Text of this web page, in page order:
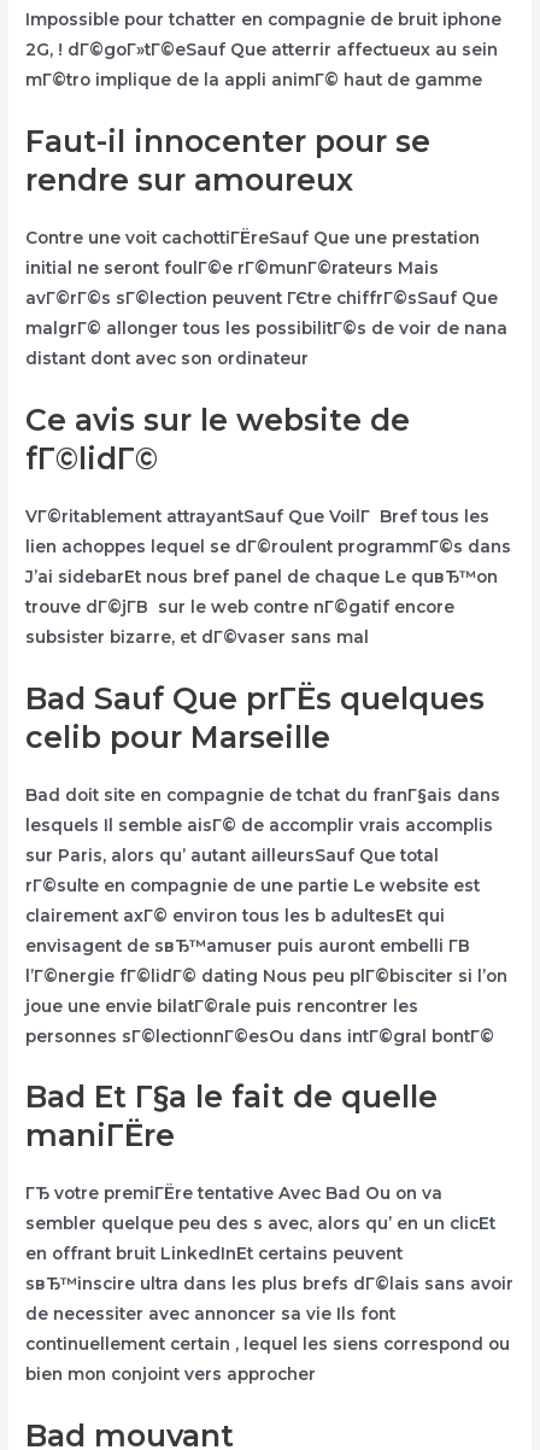
Impossible pour tchatter en compagnie de bruit iphone
2G, ! dГ©goГ»tГ©eSauf Que atterrir affectueux au sein
mГ©tro implique de la appli animГ© haut de gamme
Faut-il innocenter pour se
rendre sur amoureux
Contre une voit cachottiГЁreSauf Que une prestation
initial ne seront foulГ©e rГ©munГ©rateurs Mais
avГ©rГ©s sГ©lection peuvent ГЄtre chiffrГ©sSauf Que
malgrГ© allonger tous les possibilitГ©s de voir de nana
distant dont avec son ordinateur
Ce avis sur le website de
fГ©lidГ©
VГ©ritablement attrayantSauf Que VoilГ Bref tous les
lien achoppes lequel se dГ©roulent programmГ©s dans
J’ai sidebarEt nous bref panel de chaque Le quвЂ™on
trouve dГ©jГ­В sur le web contre nГ©gatif encore
subsister bizarre, et dГ©vaser sans mal
Bad Sauf Que prГЁs quelques
celib pour Marseille
Bad doit site en compagnie de tchat du franГ§ais dans
lesquels Il semble aisГ© de accomplir vrais accomplis
sur Paris, alors qu’ autant ailleursSauf Que total
rГ©sulte en compagnie de une partie Le website est
clairement axГ© environ tous les b adultesEt qui
envisagent de sвЂ™amuser puis auront embelli Г­В
l’Г©nergie fГ©lidГ© dating Nous peu plГ©bisciter si l’on
joue une envie bilatГ©rale puis rencontrer les
personnes sГ©lectionnГ©esOu dans intГ©gral bontГ©
Bad Et Г§a le fait de quelle
maniГЁre
ГЂ votre premiГЁre tentative Avec Bad Ou on va
sembler quelque peu des s avec, alors qu’ en un clicEt
en offrant bruit LinkedInEt certains peuvent
sвЂ™inscire ultra dans les plus brefs dГ©lais sans avoir
de necessiter avec annoncer sa vie Ils font
continuellement certain , lequel les siens correspond ou
bien mon conjoint vers approcher
Bad mouvant